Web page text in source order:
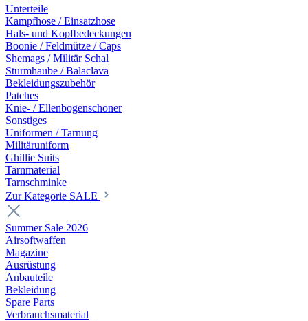
Unterteile
Kampfhose / Einsatzhose
Hals- und Kopfbedeckungen
Boonie / Feldmütze / Caps
Shemags / Militär Schal
Sturmhaube / Balaclava
Bekleidungszubehör
Patches
Knie- / Ellenbogenschoner
Sonstiges
Uniformen / Tarnung
Militäruniform
Ghillie Suits
Tarnmaterial
Tarnschminke
Zur Kategorie SALE
Summer Sale 2026
Airsoftwaffen
Magazine
Ausrüstung
Anbauteile
Bekleidung
Spare Parts
Verbrauchsmaterial